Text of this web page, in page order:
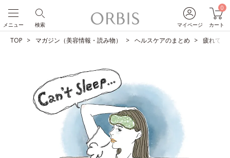
マイページ
0
カート
検索
メニュー
TOP マガジン（美容情報・読み物） ヘルスケアのまとめ 疲れてい